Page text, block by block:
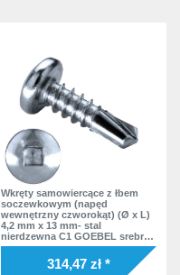
Wkręty samowiercące z łbem
soczewkowym (napęd
wewnętrzny czworokąt) (Ø x L)
4,2 mm x 13 mm- stal
nierdzewna C1 GOEBEL srebrna
warstwa soczewkowy
czworokąt wewnątrz Podkładka
bez podkładki DIN7504 SQ
314,47 zł *